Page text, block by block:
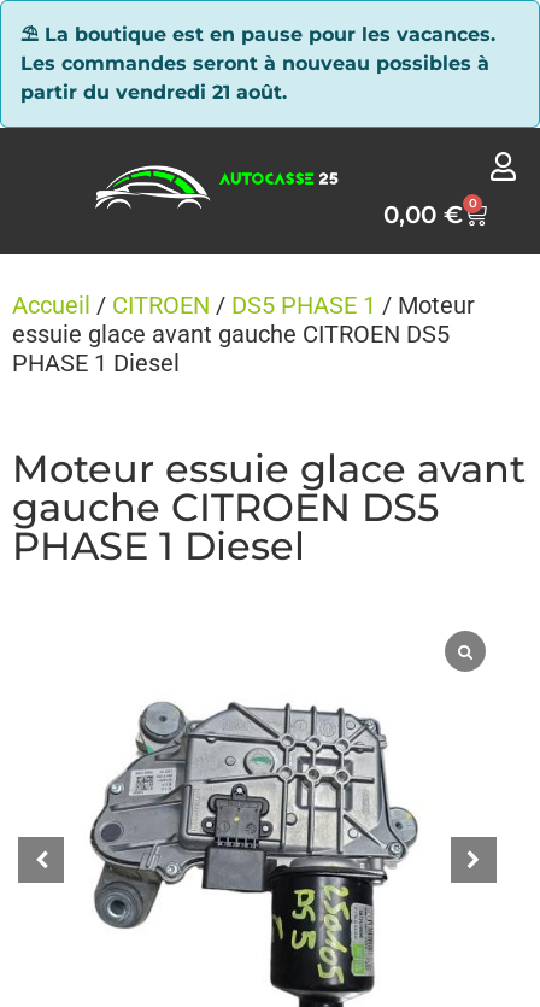
⛱ La boutique est en pause pour les vacances.
Les commandes seront à nouveau possibles à
partir du vendredi 21 août.
0,00€ 0
Accueil / CITROEN / DS5 PHASE 1 / Moteur
essuie glace avant gauche CITROEN DS5
PHASE 1 Diesel
Moteur essuie glace avant
gauche CITROEN DS5
PHASE 1 Diesel
Panneau de gestion des cookies